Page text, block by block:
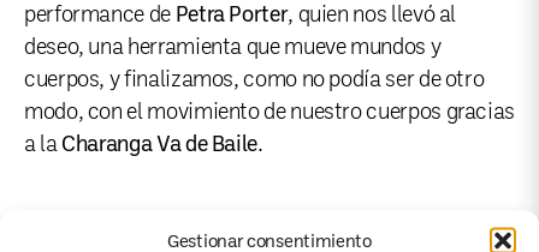
Gestionar consentimiento
performance de Petra Porter, quien nos llevó al
deseo, una herramienta que mueve mundos y
cuerpos, y finalizamos, como no podía ser de otro
modo, con el movimiento de nuestro cuerpos gracias
a la Charanga Va de Baile.